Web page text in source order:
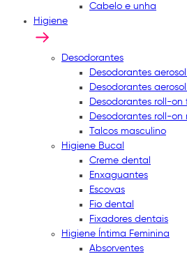
Cabelo e unha
Higiene
Desodorantes
Desodorantes
Desodorantes
Desodorantes roll-on
Desodorantes roll-on
Talcos masculino
Higiene Bucal
Creme dental
Enxaguantes
Escovas
Fio dental
Fixadores dentais
Higiene Íntima Feminina
Absorventes